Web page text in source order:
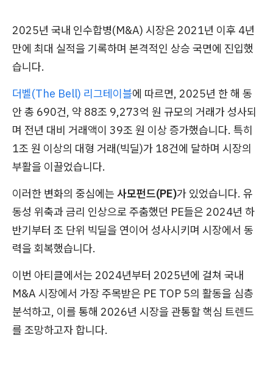
2025년 국내 인수합병(M&A) 시장은 2021년 이후 4년
만에 최대 실적을 기록하며 본격적인 상승 국면에 진입했
습니다.
더벨(The Bell) 리그테이블에 따르면, 2025년 한 해 동
안 총 690건, 약 88조 9,273억 원 규모의 거래가 성사되
며 전년 대비 거래액이 39조 원 이상 증가했습니다. 특히
1조 원 이상의 대형 거래(빅딜)가 18건에 달하며 시장의
부활을 이끌었습니다.
이러한 변화의 중심에는 사모펀드(PE)가 있었습니다. 유
동성 위축과 금리 인상으로 주춤했던 PE들은 2024년 하
반기부터 조 단위 빅딜을 연이어 성사시키며 시장에서 동
력을 회복했습니다.
이번 아티클에서는 2024년부터 2025년에 걸쳐 국내
M&A 시장에서 가장 주목받은 PE TOP 5의 활동을 심층
분석하고, 이를 통해 2026년 시장을 관통할 핵심 트렌드
를 조망하고자 합니다.